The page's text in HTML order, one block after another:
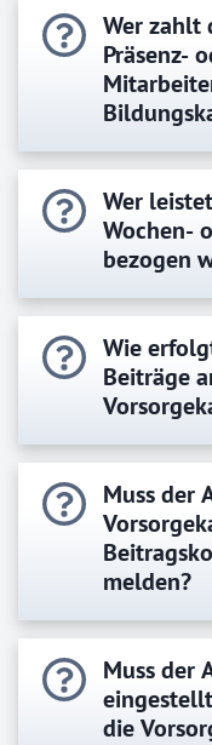
Wer zahlt
Präsenz-
Wer
Wochen-
bezogen
Wie
Beiträge
Muss der
melden?
Muss der
die